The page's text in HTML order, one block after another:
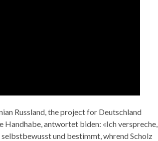
Russland, the project for Deutschland
Handhabe, antwortet biden: «Ich verspreche,
und bestimmt, whrend Scholz